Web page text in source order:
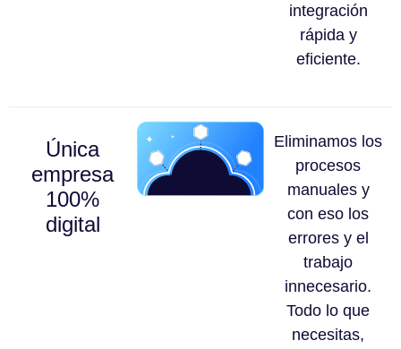
integración
rápida y
eficiente.
Única
empresa
100%
digital
Eliminamos los
procesos
manuales y
con eso los
errores y el
trabajo
innecesario.
Todo lo que
necesitas,